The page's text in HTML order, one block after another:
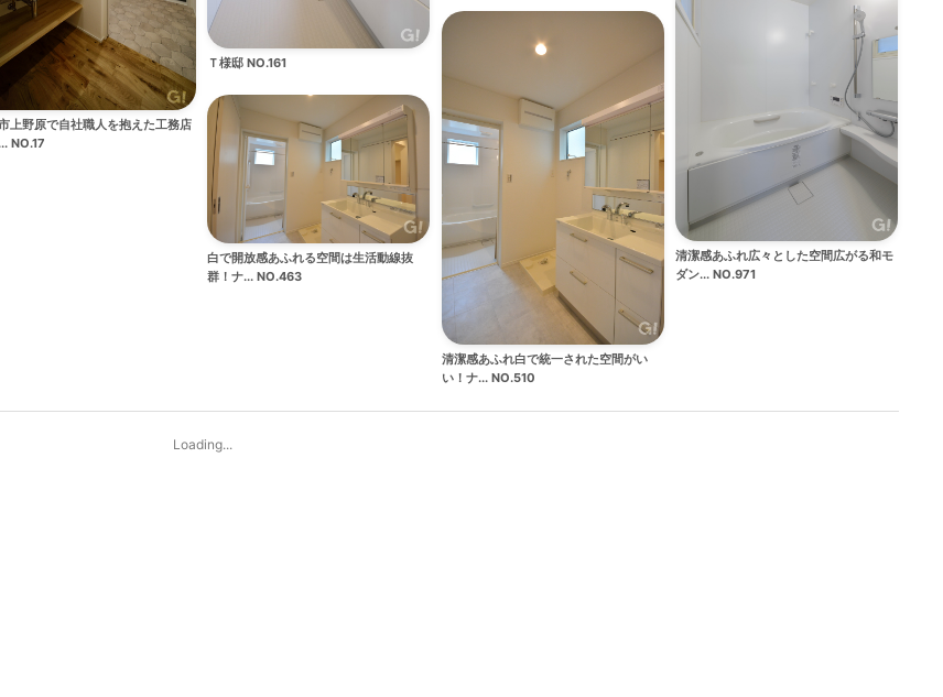
Ｔ様邸 NO.161
上野原で自社職人を抱えた工務店
NO.17
清潔感あふれ広々とした空間広がる和モ
ダン... NO.971
清潔感あふれ白で統一された空間がい
い！ナ... NO.510
白で開放感あふれる空間は生活動線抜
群！ナ... NO.463
Loading...